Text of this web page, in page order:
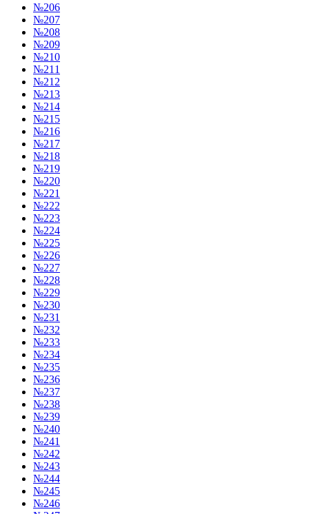
№206
№207
№208
№209
№210
№211
№212
№213
№214
№215
№216
№217
№218
№219
№220
№221
№222
№223
№224
№225
№226
№227
№228
№229
№230
№231
№232
№233
№234
№235
№236
№237
№238
№239
№240
№241
№242
№243
№244
№245
№246